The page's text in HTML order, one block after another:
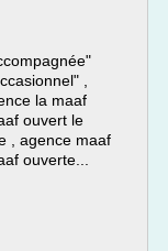
,
la maaf
ouvert le
, agence maaf
ouverte...